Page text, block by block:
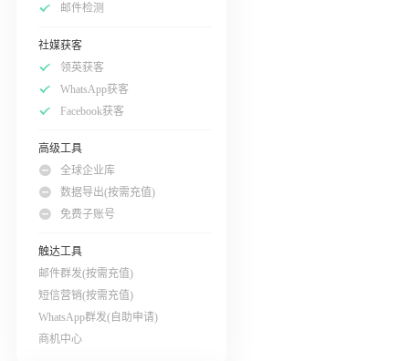
邮件检测
社媒获客
领英获客
WhatsApp获客
Facebook获客
高级工具
全球企业库
数据导出(按需充值)
免费子账号
触达工具
邮件群发(按需充值)
短信营销(按需充值)
WhatsApp群发(自助申请)
商机中心